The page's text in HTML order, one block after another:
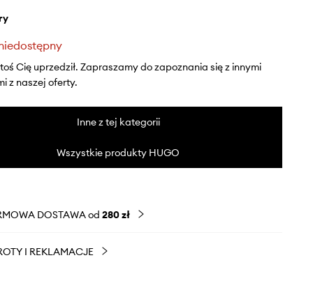
Cię uprzedził. Zapraszamy do zapoznania się z innymi
z naszej oferty.
Inne z tej kategorii
Wszystkie produkty HUGO
DOSTAWA od 280 zł
I REKLAMACJE